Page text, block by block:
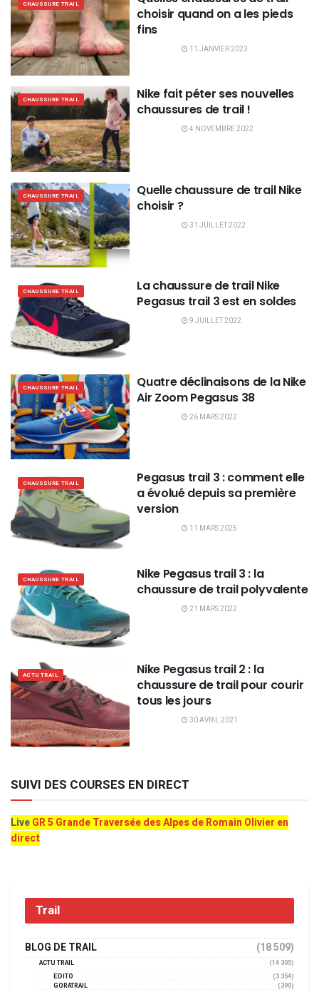
CHAUSSURE TRAIL
choisir quand on a les pieds
fins
11 JANVIER 2023
CHAUSSURE TRAIL
Nike fait péter ses nouvelles
chaussures de trail !
4 NOVEMBRE 2022
CHAUSSURE TRAIL
Quelle chaussure de trail Nike
choisir ?
31 JUILLET 2022
CHAUSSURE TRAIL
La chaussure de trail Nike
Pegasus trail 3 est en soldes
9 JUILLET 2022
CHAUSSURE TRAIL
Quatre déclinaisons de la Nike
Air Zoom Pegasus 38
26 MARS 2022
CHAUSSURE TRAIL
Pegasus trail 3 : comment elle
a évolué depuis sa première
version
11 MARS 2025
CHAUSSURE TRAIL
Nike Pegasus trail 3 : la
chaussure de trail polyvalente
21 MARS 2022
ACTU TRAIL
Nike Pegasus trail 2 : la
chaussure de trail pour courir
tous les jours
30 AVRIL 2021
SUIVI DES COURSES EN DIRECT
LiveGR 5 Grande Traversée des Alpes de Romain Olivier en
direct
Trail
BLOG DE TRAIL (18 509)
ACTU TRAIL
(14 305)
EDITO
(3 354)
GORATRAIL
(390)